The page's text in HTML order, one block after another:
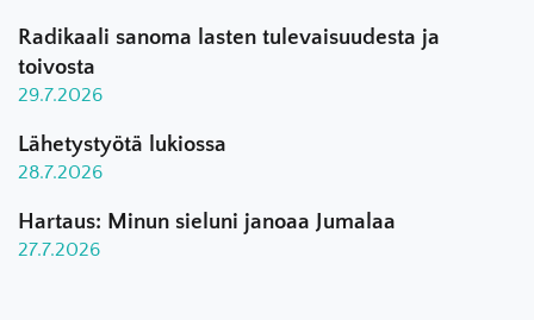
Radikaali sanoma lasten tulevaisuudesta ja
toivosta
29.7.2026
Lähetystyötä lukiossa
28.7.2026
Hartaus: Minun sieluni janoaa Jumalaa
27.7.2026